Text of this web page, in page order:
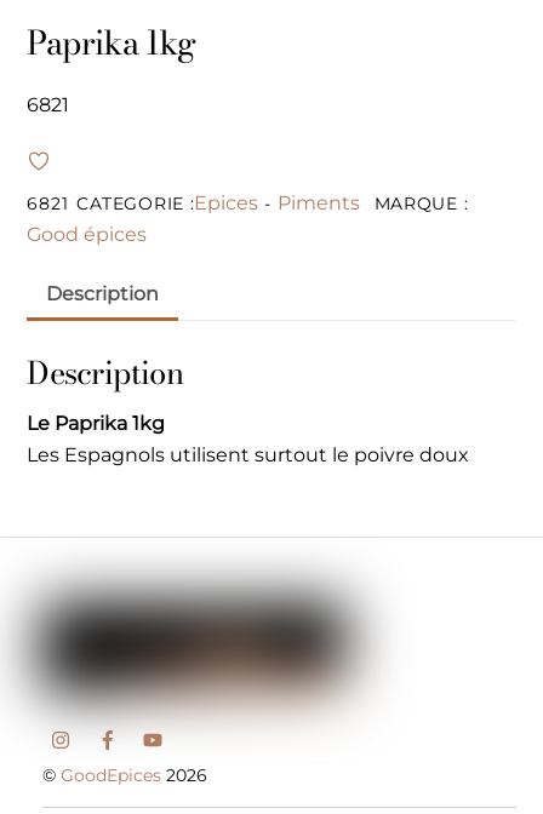
Paprika 1kg
6821
6821 CATEGORIE :Epices - Piments MARQUE :
Good épices
Description
Description
Le Paprika 1kg
Les Espagnols utilisent surtout le poivre doux
©GoodEpices 2026